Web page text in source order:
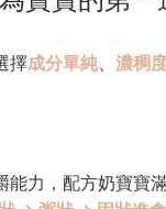
擇成分單純、 濃稠
力，配方奶寶寶